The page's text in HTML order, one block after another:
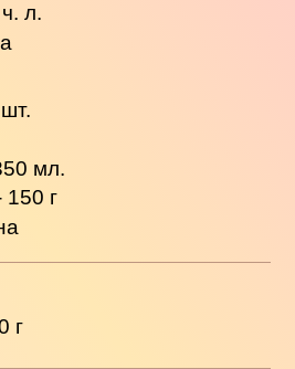
л.
мл.
150 г
г